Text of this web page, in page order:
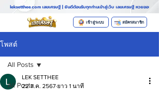
leksetthee.com เลขเศรษฐี | ยินดีต้อนรับทุกท่านเข้าสู่เว็บ เลขเศรษฐี หวยออน
เข้าสู่ระบบ สมัครสมาชิก
โพสต์
All Posts
All Posts
LEK SETTHEE
22 ส.ค. 2567 ยาว 1 นาที